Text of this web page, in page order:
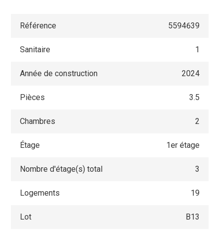
Référence 5594639
Sanitaire 1
Année de construction 2024
Pièces 3.5
Chambres 2
Étage 1er étage
Nombre d'étage(s) total 3
Logements 19
Lot B13